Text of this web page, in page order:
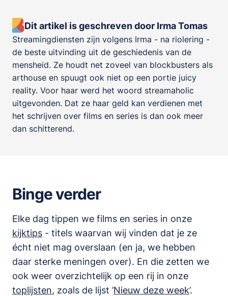
Dit artikel is geschreven door Irma Tomas
Streamingdiensten zijn volgens Irma - na riolering -
de beste uitvinding uit de geschiedenis van de
mensheid. Ze houdt net zoveel van blockbusters als
arthouse en spuugt ook niet op een portie juicy
reality. Voor haar werd het woord streamaholic
uitgevonden. Dat ze haar geld kan verdienen met
het schrijven over films en series is dan ook meer
dan schitterend.
Binge verder
Elke dag tippen we films en series in onze
kijktips - titels waarvan wij vinden dat je ze
écht niet mag overslaan (en ja, we hebben
daar sterke meningen over). En die zetten we
ook weer overzichtelijk op een rij in onze
toplijsten, zoals de lijst ’Nieuw deze week’.